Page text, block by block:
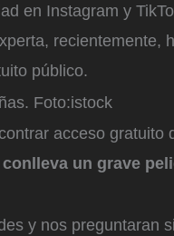
en Instagram y
recientemente,
público.
Foto:istock
acceso gratuito
un grave
y nos preguntaran si